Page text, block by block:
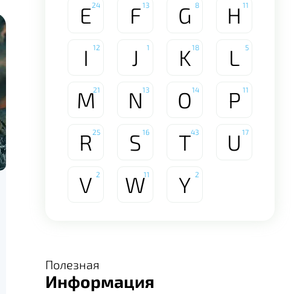
E 24 F 13 G 8 H 11
I 12 J 1 K18 L 5
M21 N13 O14 P 11
R 25 S 16 T43 U 17
V 2 W11 Y 2
Полезная
Информация